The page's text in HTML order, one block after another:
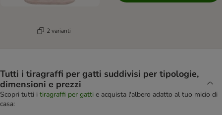
2 varianti
Tutti i tiragraffi per gatti suddivisi per tipologie,
dimensioni e prezzi
Scopri tutti i tiragraffi per gatti e acquista l'albero adatto al tuo micio di
casa: